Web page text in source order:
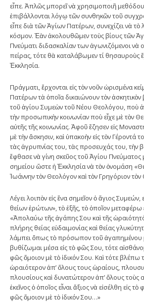
εἶπε. Ἁπλῶς μπορεῖ νὰ χρησιμοποιῆ
ἐπιβάλλονται λόγῳ τῶν συνθηκῶν τοῦ
εἶπε διὰ τῶν Ἁγίων Πατέρων, συνεχίζει νὰ τὸ
κόσμον. Ἐὰν ἀκολουθῶμεν τοὺς βίους τῶν
Πνεύματι διδασκαλίαν των ἀγωνιζόμενοι νὰ
πείρας, τότε θὰ καταλάβωμεν τί θησαυροὺς
Ἐκκλησία.
Πράγματι, ἔρχονται εἰς τὸν νοῦν ὠρισμένα
Πατέρων τὰ ὁποῖα δικαιώνουν τὸν ἀσκητικὸν
τοῦ ἁγίου Συμεὼν τοῦ Νέου Θεολόγου, ποὺ
τὴν προσωπικὴν κοινωνίαν ποὺ εἶχε μὲ τὸν
αὐτῆς τῆς κοινωνίας. Ἀφοῦ ἔζησεν εἰς
μὲ τὴν ἄσκησιν, καὶ ὑπακοὴν εἰς τὸν Γέροντά
τὰς ἀγρυπνίας του, τὰς προσευχάς του, τὴν
ἔφθασε νὰ γίνη σκεῦος τοῦ Ἁγίου Πνεύματος
σημείου ὥστε ἡ Ἐκκλησία νὰ τὸν ὀνομάση
Ἰωάννην τὸν Θεολόγον καὶ τὸν Γρηγόριον
Λέγει λοιπὸν εἰς ἕνα σημεῖον ὁ ἅγιος
θείων ἐρώτων», τὸ ἑξῆς, τὸ ὁποῖον μεταφέρω
«Ἀπολαύω τῆς ἀγάπης Σου καὶ τῆς
πλήρης θείας εὐδαιμονίας καὶ θείας
λάμπει ὅπως τὸ πρόσωπον τοῦ ἀγαπημένου
βυθίζωμαι μέσα εἰς τὸ φῶς Σου, τότε
φῶς ὅμοιον μὲ τὸ ἰδικόν Σου. Καὶ τότε βλέπω
ὡραιότερον ἀπ’ ὅλους τους ὡραίους,
πλουσίους καὶ δυνατώτερον ἀπ’ ὅλους τοὺς
ἐκεῖνος ὁ ὁποῖος εἶναι ἄξιος νὰ εἰσέλθη εἰς
φῶς ὅμοιον μὲ τὸ ἰδικόν Σου…»